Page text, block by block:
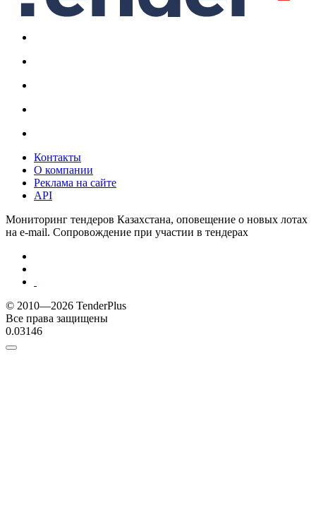
Контакты
О компании
Реклама на сайте
API
Мониторинг тендеров Казахстана, оповещение о новых лотах
на e-mail. Сопровождение при участии в тендерах
© 2010—2026 TenderPlus
Все права защищены
0.03146